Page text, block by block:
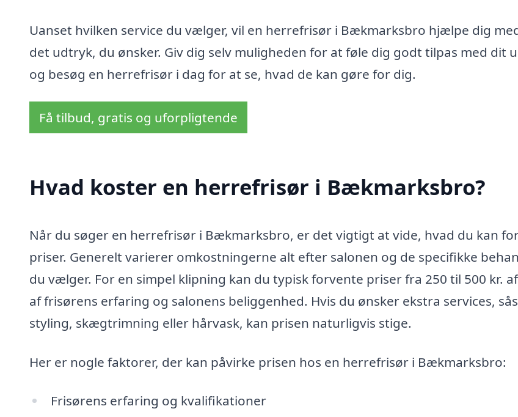
Uanset hvilken service du vælger, vil en herrefrisør i Bækmarksbro hjælpe dig
det udtryk, du ønsker. Giv dig selv muligheden for at føle dig godt tilpas med dit
og besøg en herrefrisør i dag for at se, hvad de kan gøre for dig.
Få tilbud, gratis og uforpligtende
Hvad koster en herrefrisør i Bækmarksbro?
Når du søger en herrefrisør i Bækmarksbro, er det vigtigt at vide, hvad du kan
priser. Generelt varierer omkostningerne alt efter salonen og de specifikke
du vælger. For en simpel klipning kan du typisk forvente priser fra 250 til 500 kr.
af frisørens erfaring og salonens beliggenhed. Hvis du ønsker ekstra services,
styling, skægtrimning eller hårvask, kan prisen naturligvis stige.
Her er nogle faktorer, der kan påvirke prisen hos en herrefrisør i Bækmarksbro:
Frisørens erfaring og kvalifikationer